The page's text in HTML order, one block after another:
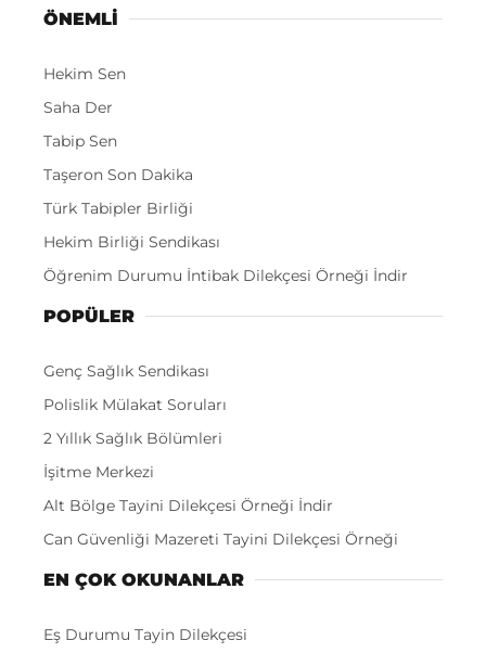
ÖNEMLI
Hekim Sen
Saha Der
Tabip Sen
Taşeron Son Dakika
Türk Tabipler Birliği
Hekim Birliği Sendikası
Öğrenim Durumu İntibak Dilekçesi Örneği İndir
POPÜLER
Genç Sağlık Sendikası
Polislik Mülakat Soruları
2 Yıllık Sağlık Bölümleri
İşitme Merkezi
Alt Bölge Tayini Dilekçesi Örneği İndir
Can Güvenliği Mazereti Tayini Dilekçesi Örneği
EN ÇOK OKUNANLAR
Eş Durumu Tayin Dilekçesi